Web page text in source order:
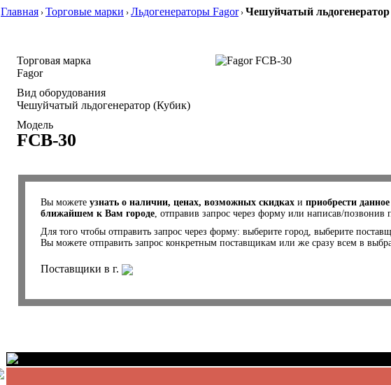
Главная › Торговые марки › Льдогенераторы Fagor› Чешуйчатый
Торговая марка
Fagor
Вид оборудования
Чешуйчатый льдогенератор (Кубик)
Модель
FCB-30
Вы можете узнать о наличии, ценах, возможных скидках и приобрести
ближайшем к Вам городе, отправив запрос через форму или написав/
Для того чтобы отправить запрос через форму: выберите город, выберите
Вы можете отправить запрос конкретным поставщикам или же сразу всем в
Поставщики в г.